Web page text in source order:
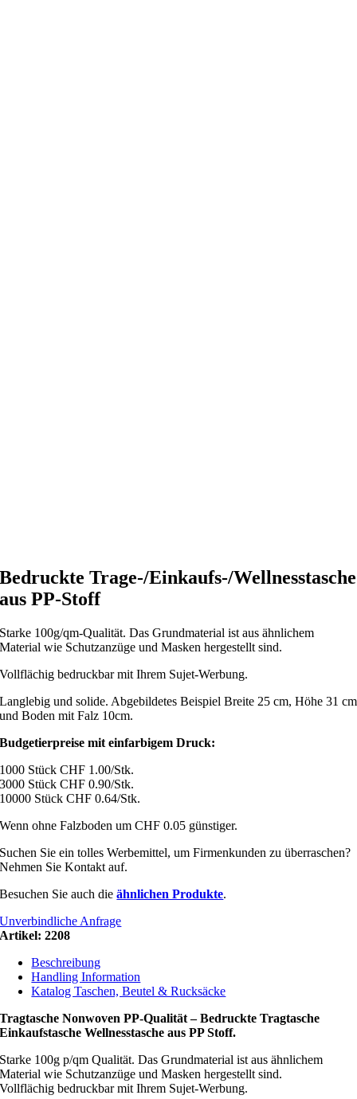
Bedruckte Trage-/Einkaufs-/Wellnesstasche
aus PP-Stoff
Starke 100g/qm-Qualität. Das Grundmaterial ist aus ähnlichem
Material wie Schutzanzüge und Masken hergestellt sind.
Vollflächig bedruckbar mit Ihrem Sujet-Werbung.
Langlebig und solide. Abgebildetes Beispiel Breite 25 cm, Höhe 31 cm
und Boden mit Falz 10cm.
Budgetierpreise mit einfarbigem Druck:
1000 Stück CHF 1.00/Stk.
3000 Stück CHF 0.90/Stk.
10000 Stück CHF 0.64/Stk.
Wenn ohne Falzboden um CHF 0.05 günstiger.
Suchen Sie ein tolles Werbemittel, um Firmenkunden zu überraschen?
Nehmen Sie Kontakt auf.
Besuchen Sie auch dieähnlichen Produkte.
Unverbindliche Anfrage
Artikel:2208
Beschreibung
Handling Information
Katalog Taschen, Beutel & Rucksäcke
Tragtasche Nonwoven PP-Qualität – Bedruckte Tragtasche
Einkaufstasche Wellnesstasche aus PP Stoff.
Starke 100g p/qm Qualität. Das Grundmaterial ist aus ähnlichem
Material wie Schutzanzüge und Masken hergestellt sind.
Vollflächig bedruckbar mit Ihrem Sujet-Werbung.